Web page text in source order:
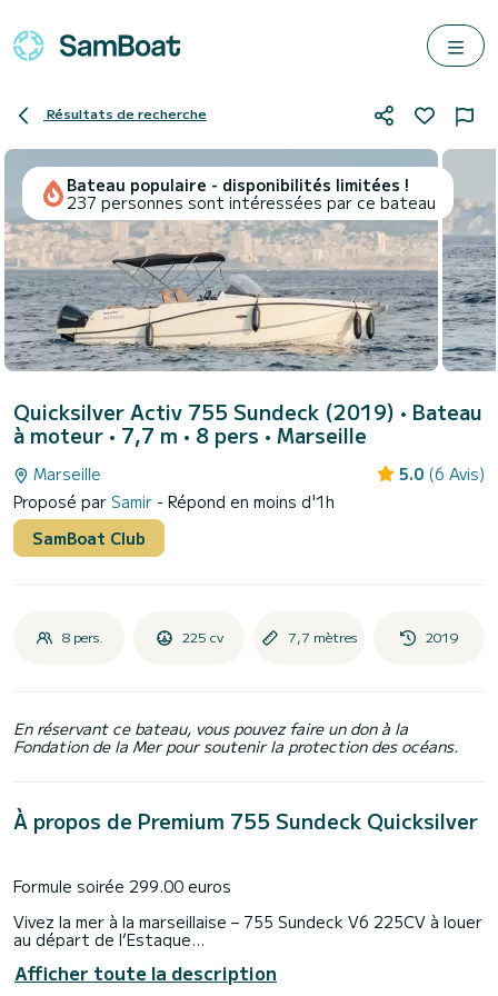
Résultats de recherche
Bateau populaire - disponibilités limitées !
237 personnes sont intéressées par ce bateau
Quicksilver Activ 755 Sundeck (2019) • Bateau
à moteur • 7,7 m • 8 pers • Marseille
Marseille 5.0 (6 Avis)
Proposé par Samir - Répond en moins d'1h
SamBoat Club
8 pers. 225 cv 7,7 mètres 2019
En réservant ce bateau, vous pouvez faire un don à la
Fondation de la Mer pour soutenir la protection des océans.
À propos de Premium 755 Sundeck Quicksilver
Formule soirée 299.00 euros
Vivez la mer à la marseillaise – 755 Sundeck V6 225CV à louer
au départ de l’Estaque
Offrez-vous une véritable expérience marseillaise en mer :
Afficher toute la description